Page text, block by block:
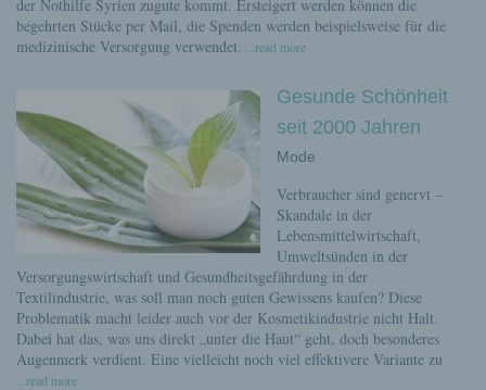
der Nothilfe Syrien zugute kommt. Ersteigert werden können die
begehrten Stücke per Mail, die Spenden werden beispielsweise für die
medizinische Versorgung verwendet. ...read more
Gesunde Schönheit
seit 2000 Jahren
Mode
Verbraucher sind genervt –
Skandale in der
Lebensmittelwirtschaft,
Umweltsünden in der
Versorgungswirtschaft und Gesundheitsgefährdung in der
Textilindustrie, was soll man noch guten Gewissens kaufen? Diese
Problematik macht leider auch vor der Kosmetikindustrie nicht Halt.
Dabei hat das, was uns direkt „unter die Haut“ geht, doch besonderes
Augenmerk verdient. Eine vielleicht noch viel effektivere Variante zu
...read more